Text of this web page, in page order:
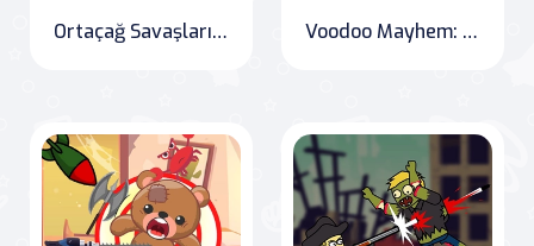
Ortaçağ Savaşları: Stick Duel Voodoo Mayhem: Kick, Smash, and Destroy